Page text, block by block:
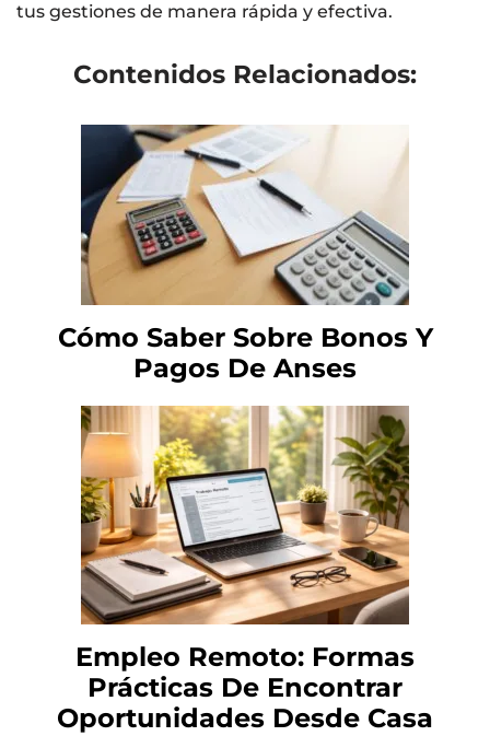
tus gestiones de manera rápida y efectiva.
Contenidos Relacionados:
Cómo Saber Sobre Bonos Y
Pagos De Anses
Empleo Remoto: Formas
Prácticas De Encontrar
Oportunidades Desde Casa